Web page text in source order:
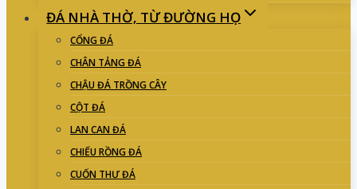
ĐÁ NHÀ THỜ, TỪ ĐƯỜNG HỌ
CỔNG ĐÁ
CHÂN TẢNG ĐÁ
CHẬU ĐÁ TRỒNG CÂY
CỘT ĐÁ
LAN CAN ĐÁ
CHIẾU RỒNG ĐÁ
CUỐN THƯ ĐÁ